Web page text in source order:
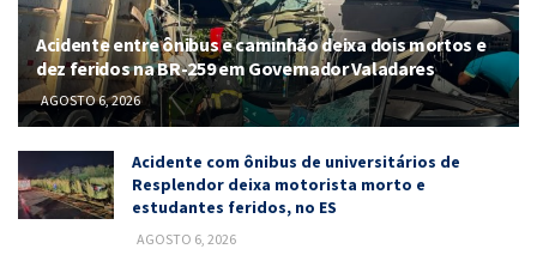
Acidente entre ônibus e caminhão deixa dois mortos e
dez feridos na BR-259 em Governador Valadares
AGOSTO 6, 2026
Acidente com ônibus de universitários de
Resplendor deixa motorista morto e
estudantes feridos, no ES
AGOSTO 6, 2026